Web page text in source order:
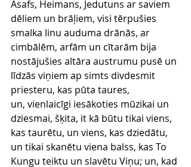
Asafs, Heimans, Jedutuns ar saviem
dēliem un brāļiem, visi tērpušies
smalka linu auduma drānās, ar
cimbālēm, arfām un cītarām bija
nostājušies altāra austrumu pusē un
līdzās viņiem ap simts divdesmit
priesteru, kas pūta taures,
un, vienlaicīgi iesākoties mūzikai un
dziesmai, šķita, it kā būtu tikai viens,
kas taurētu, un viens, kas dziedātu,
un tikai skanētu viena balss, kas To
Kungu teiktu un slavētu Viņu; un, kad